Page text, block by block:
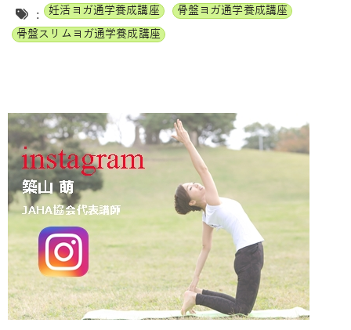
: 妊活ヨガ通学養成講座
骨盤ヨガ通学養成講座
骨盤スリムヨガ通学養成講座